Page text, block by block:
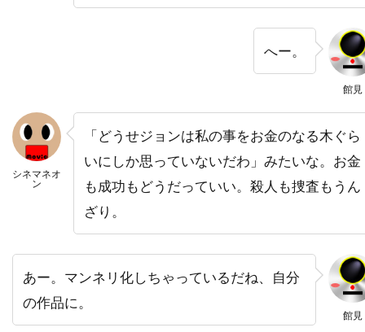
ニラ・パーク
ニール・H・モリッツ
ニール・マクドノー
ニール・ミラー
ニール・メロン
ニール・ロス
ヌーノ・アントゥーンス
ネイサン・カヘイン
ネイサン・ギャンブル
ネリー・ベルフラワー
ノア・ワイリー
ノルディスク・フィルム
ノーマン・フェル
ノーマン・ロイド
館見
へー。
シネマネオ
ン
「どうせジョンは私の事をお金のなる木ぐら
いにしか思っていないだわ」みたいな。お金
も成功もどうだっていい。殺人も捜査もうん
ざり。
館見
あー。マンネリ化しちゃっているだね、自分
の作品に。